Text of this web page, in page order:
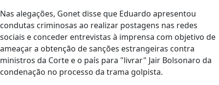
Nas alegações, Gonet disse que Eduardo apresentou
condutas criminosas ao realizar postagens nas redes
sociais e conceder entrevistas à imprensa com objetivo de
ameaçar a obtenção de sanções estrangeiras contra
ministros da Corte e o país para "livrar" Jair Bolsonaro da
condenação no processo da trama golpista.